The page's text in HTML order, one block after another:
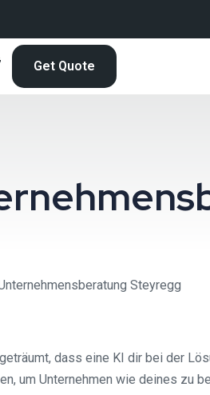
Get Quote
Steyregg
dass eine KI dir bei der
um Unternehmen wie deines zu